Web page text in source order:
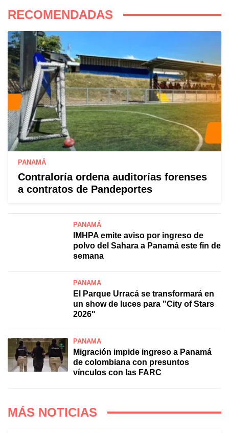
RECOMENDADAS
PANAMÁ
Contraloría ordena auditorías forenses
a contratos de Pandeportes
PANAMÁ
IMHPA emite aviso por ingreso de
polvo del Sahara a Panamá este fin de
semana
PANAMÁ
El Parque Urracá se transformará en
un show de luces para "City of Stars
2026"
PANAMÁ
Migración impide ingreso a Panamá
de colombiana con presuntos
vínculos con las FARC
MÁS NOTICIAS